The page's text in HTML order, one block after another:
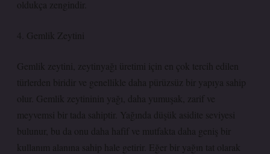
oldukça zengindir.
4. Gemlik Zeytini
Gemlik zeytini, zeytinyağı üretimi için en çok tercih edilen
türlerden biridir ve genellikle daha pürüzsüz bir yapıya sahip
olur. Gemlik zeytininin yağı, daha yumuşak, zarif ve
meyvemsi bir tada sahiptir. Yağında düşük asidite seviyesi
bulunur, bu da onu daha hafif ve mutfakta daha geniş bir
kullanım alanına sahip hale getirir. Eğer bir yağın tat olarak